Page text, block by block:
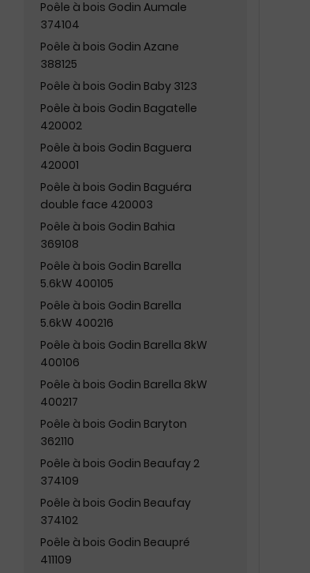
Poêle à bois Godin Aumale
374104
Poêle à bois Godin Azane
388125
Poêle à bois Godin Baby 3123
Poêle à bois Godin Bagatelle
420002
Poêle à bois Godin Baguera
420001
Poêle à bois Godin Baguéra
double face 420003
Poêle à bois Godin Bahia
369108
Poêle à bois Godin Barella
5.6kW 400105
Poêle à bois Godin Barella
5.6kW 400216
Poêle à bois Godin Barella 8kW
400106
Poêle à bois Godin Barella 8kW
400217
Poêle à bois Godin Baryton
362110
Poêle à bois Godin Beaufay 2
374109
Poêle à bois Godin Beaufay
374102
Poêle à bois Godin Beaupré
411109